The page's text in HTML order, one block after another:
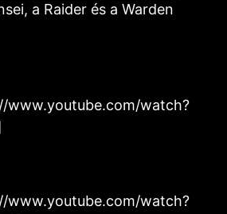
a Raider és a Warden
www.youtube.com/watch?
www.youtube.com/watch?